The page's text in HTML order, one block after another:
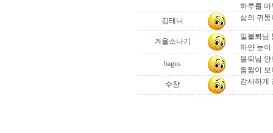
하루를 마
김테니
삶의 귀
겨울소나기
일불퇴님
하얀 눈이
bagus
불퇴님
짬짬이 보
수창
감사하게